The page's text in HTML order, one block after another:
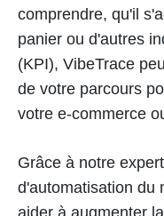
comprendre, qu'il
panier ou d'autres
(KPI), VibeTrace
de votre parcours
votre e-commerce
Grâce à notre
d'automatisation du